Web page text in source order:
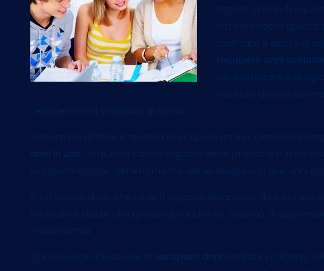
attesti gli anni
intraprendere
motivato e sicuro di
recupero anni
nel preparare il
valutato da una
recupero anni scolastici di Roma.
Ancora più difficile è quando il recupero anni scolastici a
anni in uno’
: in questo caso il ragazzo deve preparare in un
programma che, generalmente, viene eseguito in due anni
E’ un lavoro duro, che vede il ragazzo affiancato da tutor
metodo di studio che gli può garantire un sistema di
n autonomia.
Chi si rivolge alle scuole di
recupero anni
scolastici a Roma,